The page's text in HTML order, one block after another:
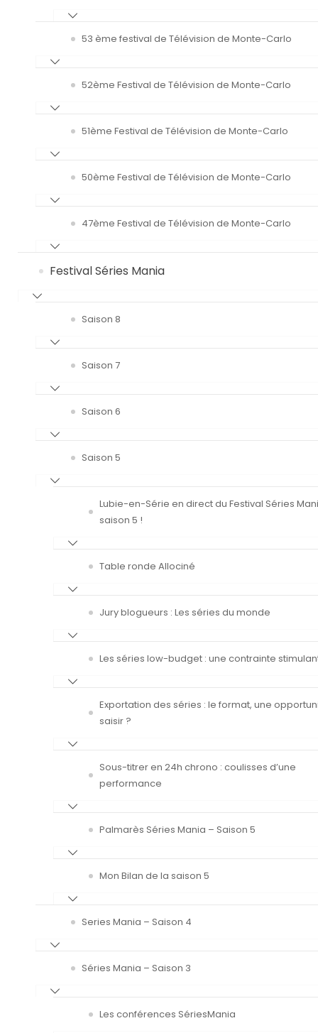
53 ème festival de Télévision de Monte-Carlo
52ème Festival de Télévision de Monte-Carlo
51ème Festival de Télévision de Monte-Carlo
50ème Festival de Télévision de Monte-Carlo
47ème Festival de Télévision de Monte-Carlo
Festival Séries Mania
Saison 8
Saison 7
Saison 6
Saison 5
Lubie-en-Série en direct du Festival Séries
saison 5 !
Table ronde Allociné
Jury blogueurs : Les séries du monde
Les séries low-budget : une contrainte
Exportation des séries : le format, une
saisir ?
Sous-titrer en 24h chrono : coulisses d’une
performance
Palmarès Séries Mania – Saison 5
Mon Bilan de la saison 5
Series Mania – Saison 4
Séries Mania – Saison 3
Les conférences SériesMania